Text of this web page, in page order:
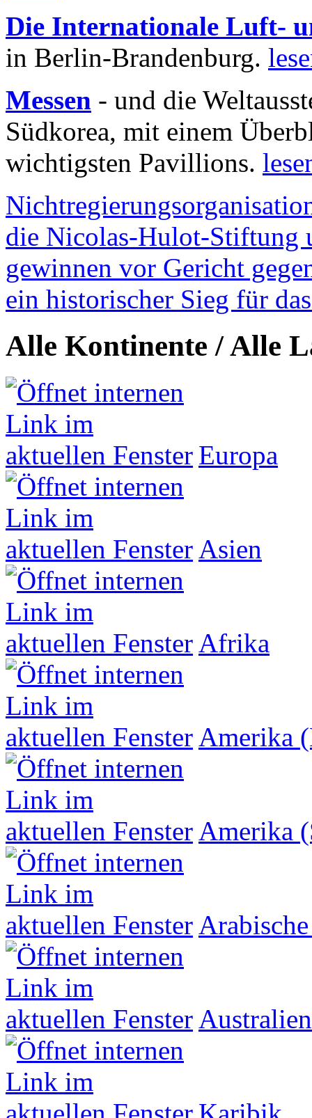
Die Internationale Luft-
in Berlin-Brandenburg.
Messen - und die
Südkorea, mit einem
wichtigsten Pavillions.
die Nicolas-Hulot-Stiftung
gewinnen vor Gericht
ein historischer Sieg für
Alle Kontinente / Alle
Europa
Asien
Afrika
Amerika
Amerika
Australien